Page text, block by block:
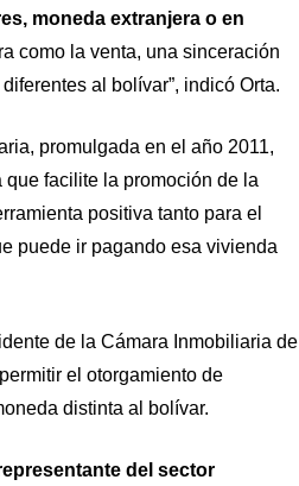
moneda extranjera o en
como la venta, una sinceración
al bolívar”, indicó Orta.
promulgada en el año 2011,
facilite la promoción de la
positiva tanto para el
puede ir pagando esa vivienda
de la Cámara Inmobiliaria de
el otorgamiento de
distinta al bolívar.
del sector